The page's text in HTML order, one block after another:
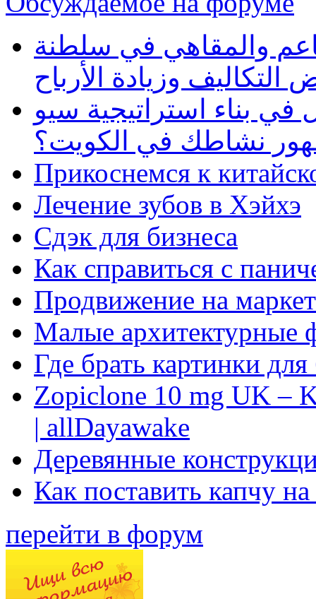
والمقاهي في سلطنة
وزيادة الأرباح
بناء استراتيجية سيو
نشاطك في الكويت؟
Прикоснемся к
Лечение зубов в Хэйхэ
Сдэк для бизнеса
Как справиться с
Продвижение на
Малые архитектурные
Где брать картинки
Zopiclone 10 mg UK –
| allDayawake
Деревянные
Как поставить капчу
перейти в форум